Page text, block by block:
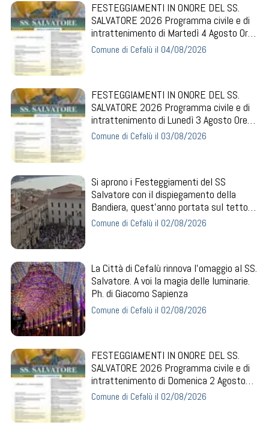
FESTEGGIAMENTI IN ONORE DEL SS.
SALVATORE 2026 Programma civile e di
intrattenimento di Martedì 4 Agosto Ore
09:00
Comune di Cefalù il 04/08/2026
FESTEGGIAMENTI IN ONORE DEL SS.
SALVATORE 2026 Programma civile e di
intrattenimento di Lunedì 3 Agosto Ore
18:00
Comune di Cefalù il 03/08/2026
Si aprono i Festeggiamenti del SS
Salvatore con il dispiegamento della
Bandiera, quest’anno portata sul tetto
dalla Guar...
Comune di Cefalù il 02/08/2026
La Città di Cefalù rinnova l’omaggio al SS.
Salvatore. A voi la magia delle luminarie.
Ph. di Giacomo Sapienza
Comune di Cefalù il 02/08/2026
FESTEGGIAMENTI IN ONORE DEL SS.
SALVATORE 2026 Programma civile e di
intrattenimento di Domenica 2 Agosto
Ore 17.30: Pia...
Comune di Cefalù il 02/08/2026